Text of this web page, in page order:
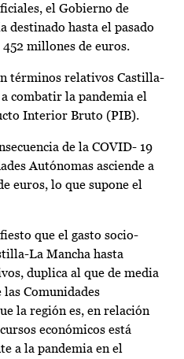
el Gobierno de
destinado hasta el pasado
millones de euros.
términos relativos Castilla-
combatir la pandemia el
Interior Bruto (PIB).
de la COVID- 19
Autónomas asciende a
euros, lo que supone el
que el gasto socio-
La Mancha hasta
duplica al que de media
Comunidades
la región es, en relación
económicos está
a la pandemia en el